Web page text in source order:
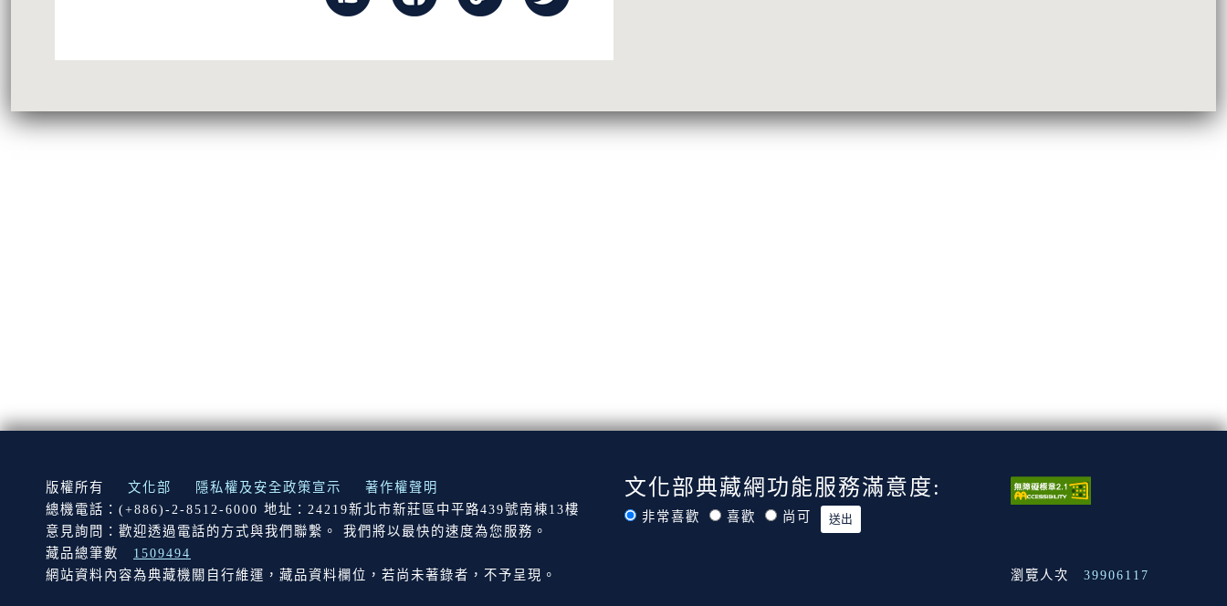
:::
版權所有 文化部 隱私權及安全政策宣示
著作權聲明
總機電話：(+886)-2-8512-6000 地址：24219新北市新莊區中平路439號南棟13樓
意見詢問：歡迎透過電話的方式與我們聯繫。 我們將以最快的速度為您服務。
藏品總筆數
1509494
文化部典藏網功能服務滿意度:
非常喜歡 喜歡 尚可
網站資料內容為典藏機關自行維運，藏品資料欄位，若尚未著錄者，不予呈現。 瀏覽人次 39906117